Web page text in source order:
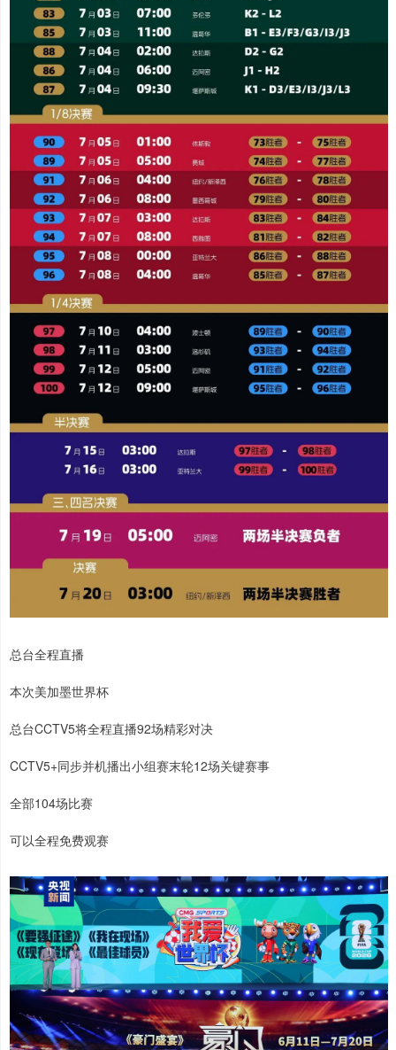
总台全程直播
本次美加墨世界杯
总台CCTV5将全程直播92场精彩对决
CCTV5+同步并机播出小组赛末轮12场关键赛事
全部104场比赛
可以全程免费观赛